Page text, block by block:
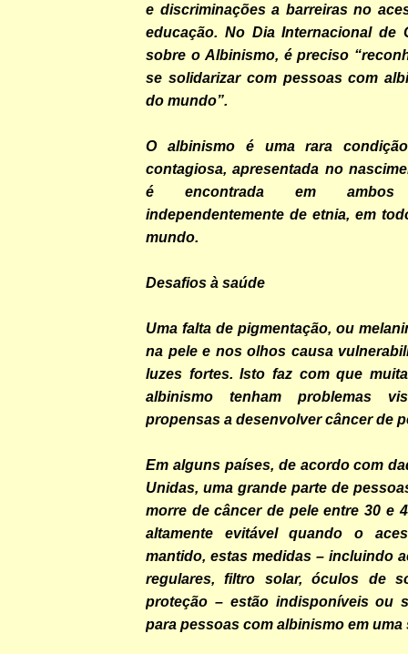
e discriminações a barreiras no
educação. No Dia Internacional de
sobre o Albinismo, é preciso
se solidarizar com pessoas com
do mundo”.
O albinismo é uma rara
contagiosa, apresentada no
é encontrada em
independentemente de etnia, em
mundo.
Desafios à saúde
Uma falta de pigmentação, ou
na pele e nos olhos causa
luzes fortes. Isto faz com que
albinismo tenham problemas
propensas a desenvolver câncer de
Em alguns países, de acordo com
Unidas, uma grande parte de
morre de câncer de pele entre 30 e
altamente evitável quando o
mantido, estas medidas – incluindo
regulares, filtro solar, óculos de
proteção – estão indisponíveis ou
para pessoas com albinismo em uma